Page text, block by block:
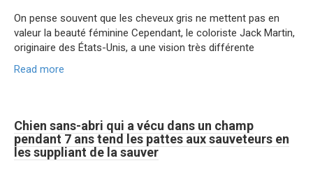
On pense souvent que les cheveux gris ne mettent pas en
valeur la beauté féminine Cependant, le coloriste Jack Martin,
originaire des États-Unis, a une vision très différente
Read more
Chien sans-abri qui a vécu dans un champ
pendant 7 ans tend les pattes aux sauveteurs en
les suppliant de la sauver